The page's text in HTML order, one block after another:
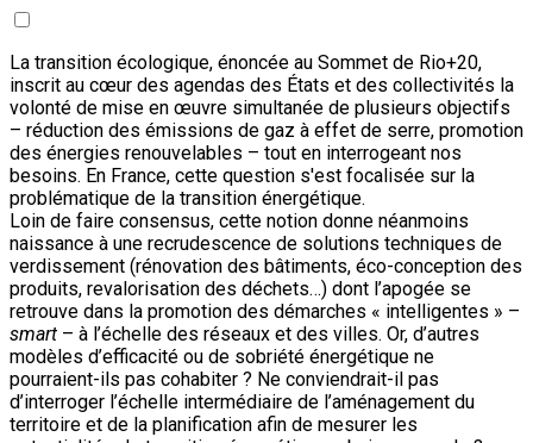
La transition écologique, énoncée au Sommet de Rio+20,
inscrit au cœur des agendas des États et des collectivités la
volonté de mise en œuvre simultanée de plusieurs objectifs
– réduction des émissions de gaz à effet de serre, promotion
des énergies renouvelables – tout en interrogeant nos
besoins. En France, cette question s'est focalisée sur la
problématique de la transition énergétique.
Loin de faire consensus, cette notion donne néanmoins
naissance à une recrudescence de solutions techniques de
verdissement (rénovation des bâtiments, éco-conception des
produits, revalorisation des déchets…) dont l’apogée se
retrouve dans la promotion des démarches « intelligentes » –
smart – à l’échelle des réseaux et des villes. Or, d’autres
modèles d’efficacité ou de sobriété énergétique ne
pourraient-ils pas cohabiter ? Ne conviendrait-il pas
d’interroger l’échelle intermédiaire de l’aménagement du
territoire et de la planification afin de mesurer les